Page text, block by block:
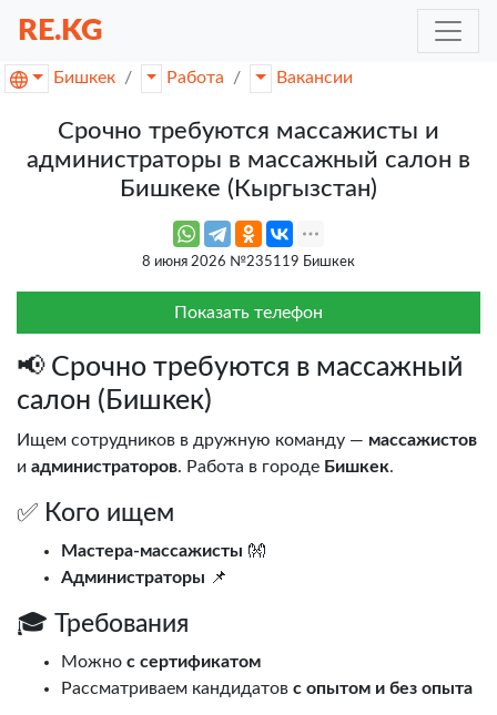
RE.KG
Бишкек Работа Вакансии
Срочно требуются массажисты и
администраторы в массажный салон в
Бишкеке (Кыргызстан)
8 июня 2026 №235119 Бишкек
Показать телефон
📢 Срочно требуются в массажный
салон (Бишкек)
Ищем сотрудников в дружную команду — массажистов
и администраторов. Работа в городе Бишкек.
✅ Кого ищем
Мастера-массажисты 👐
Администраторы 📌
🎓 Требования
Можно с сертификатом
Рассматриваем кандидатов с опытом и без опыта